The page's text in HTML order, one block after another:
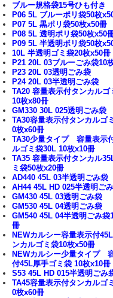
ブルー規格袋15号ひも付き
P06 5L ブルーポリ袋50枚
P07 5L 黒ポリ袋50枚x50冊
P08 5L 透明ポリ袋50枚x50
P09 5L 半透明ポリ袋50枚
10L 半透明ゴミ袋20枚x50冊
P21 20L 03ブルーごみ袋10
P23 20L 03透明ごみ袋
P24 20L 03半透明ごみ袋
TA20 容量表示付タンカルゴ
10枚x80冊
GM330 30L 025透明ごみ袋
TA30容量表示付タンカルゴ
0枚x60冊
TA30少量タイプ 容量表示
ルゴミ袋30L 10枚x10冊
TA35 容量表示付タンカル
ミ袋50枚x20冊
AD440 45L 03半透明ごみ袋
AH44 45L HD 025半透明ご
GM430 45L 03透明ごみ袋
GM530 45L 04透明ごみ袋
GM540 45L 04半透明ごみ袋
冊
NEWカルシー容量表示付
ンカルゴミ袋10枚x50冊
NEWカルシー少量タイプ
付45L厚手ゴミ袋 10枚x10冊
S53 45L HD 015半透明ごみ
TA45容量表示付タンカルゴ
0枚x60冊